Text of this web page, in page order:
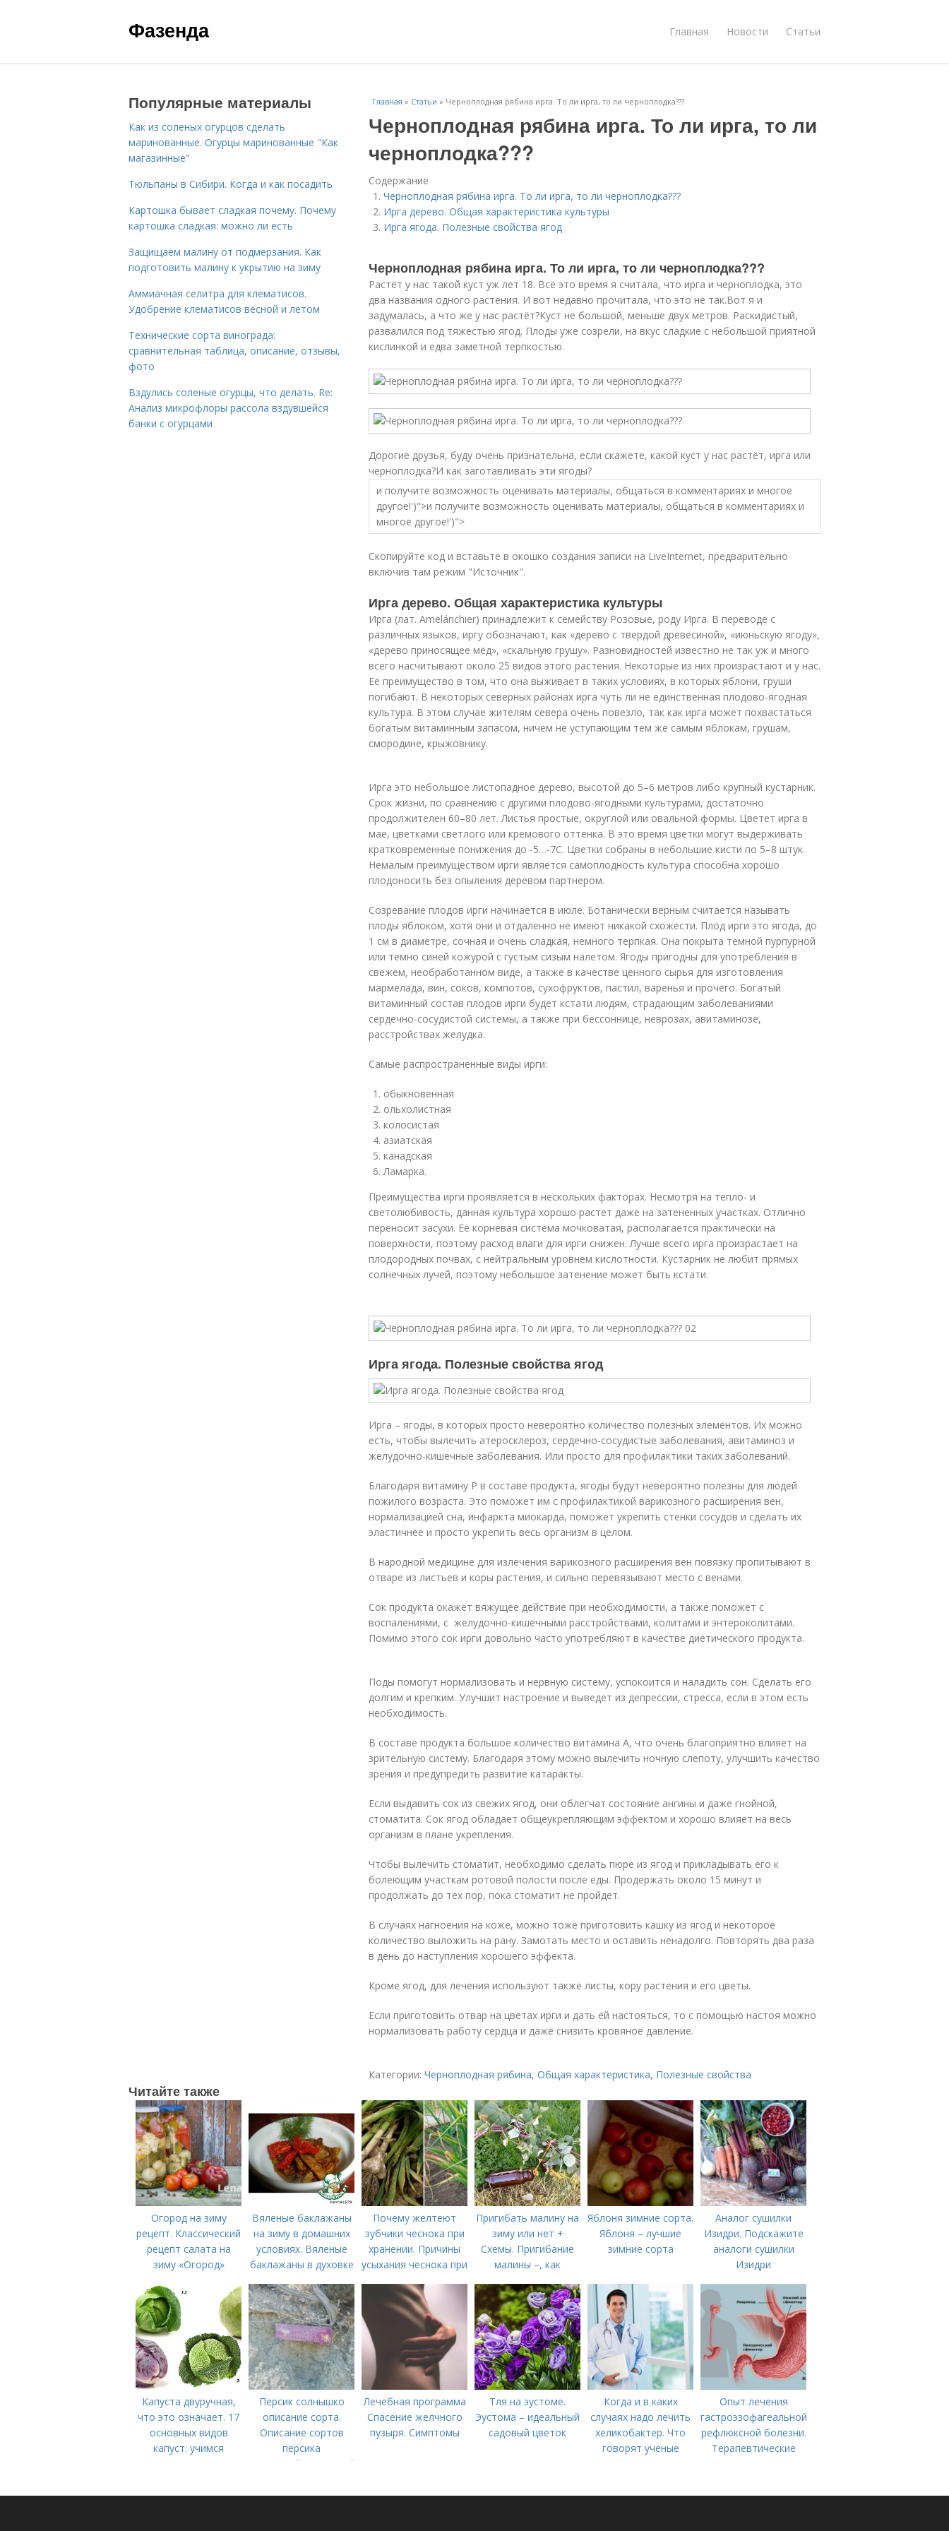
Фазенда Главная Новости Статьи
Главная » Статьи » Черноплодная рябина ирга. То ли ирга, то ли черноплодка???
Черноплодная рябина ирга. То ли ирга, то ли
черноплодка???
Содержание
Черноплодная рябина ирга. То ли ирга, то ли черноплодка???
Ирга дерево. Общая характеристика культуры
Ирга ягода. Полезные свойства ягод
Черноплодная рябина ирга. То ли ирга, то ли черноплодка???
Растёт у нас такой куст уж лет 18. Всё это время я считала, что ирга и черноплодка, это
два названия одного растения. И вот недавно прочитала, что это не так.Вот я и
задумалась, а что же у нас растёт?Куст не большой, меньше двух метров. Раскидистый,
развалился под тяжестью ягод. Плоды уже созрели, на вкус сладкие с небольшой приятной
кислинкой и едва заметной терпкостью.
Дорогие друзья, буду очень признательна, если скажете, какой куст у нас растёт, ирга или
черноплодка?И как заготавливать эти ягоды?
и получите возможность оценивать материалы, общаться в комментариях и многое
другое!')">и получите возможность оценивать материалы, общаться в комментариях и
многое другое!')">
Скопируйте код и вставьте в окошко создания записи на LiveInternet, предварительно
включив там режим "Источник".
Ирга дерево. Общая характеристика культуры
Ирга (лат. Amelánchier) принадлежит к семейству Розовые, роду Ирга. В переводе с
различных языков, иргу обозначают, как «дерево с твердой древесиной», «июньскую ягоду»,
«дерево приносящее мёд», «скальную грушу». Разновидностей известно не так уж и много
всего насчитывают около 25 видов этого растения. Некоторые из них произрастают и у нас.
Её преимущество в том, что она выживает в таких условиях, в которых яблони, груши
погибают. В некоторых северных районах ирга чуть ли не единственная плодово-ягодная
культура. В этом случае жителям севера очень повезло, так как ирга может похвастаться
богатым витаминным запасом, ничем не уступающим тем же самым яблокам, грушам,
смородине, крыжовнику.
Ирга это небольшое листопадное дерево, высотой до 5–6 метров либо крупный кустарник.
Срок жизни, по сравнению с другими плодово-ягодными культурами, достаточно
продолжителен 60–80 лет. Листья простые, округлой или овальной формы. Цветет ирга в
мае, цветками светлого или кремового оттенка. В это время цветки могут выдерживать
кратковременные понижения до -5…-7С. Цветки собраны в небольшие кисти по 5–8 штук.
Немалым преимуществом ирги является самоплодность культура способна хорошо
плодоносить без опыления деревом партнером.
Созревание плодов ирги начинается в июле. Ботанически верным считается называть
плоды яблоком, хотя они и отдаленно не имеют никакой схожести. Плод ирги это ягода, до
1 см в диаметре, сочная и очень сладкая, немного терпкая. Она покрыта темной пурпурной
или темно синей кожурой с густым сизым налетом. Ягоды пригодны для употребления в
свежем, необработанном виде, а также в качестве ценного сырья для изготовления
мармелада, вин, соков, компотов, сухофруктов, пастил, варенья и прочего. Богатый
витаминный состав плодов ирги будет кстати людям, страдающим заболеваниями
сердечно-сосудистой системы, а также при бессоннице, неврозах, авитаминозе,
расстройствах желудка.
Самые распространенные виды ирги:
обыкновенная
ольхолистная
колосистая
азиатская
канадская
Ламарка.
Преимущества ирги проявляется в нескольких факторах. Несмотря на тепло- и
светолюбивость, данная культура хорошо растет даже на затененных участках. Отлично
переносит засухи. Её корневая система мочковатая, располагается практически на
поверхности, поэтому расход влаги для ирги снижен. Лучше всего ирга произрастает на
плодородных почвах, с нейтральным уровнем кислотности. Кустарник не любит прямых
солнечных лучей, поэтому небольшое затенение может быть кстати.
Ирга ягода. Полезные свойства ягод
Ирга – ягоды, в которых просто невероятно количество полезных элементов. Их можно
есть, чтобы вылечить атеросклероз, сердечно-сосудистые заболевания, авитаминоз и
желудочно-кишечные заболевания. Или просто для профилактики таких заболеваний.
Благодаря витамину P в составе продукта, ягоды будут невероятно полезны для людей
пожилого возраста. Это поможет им с профилактикой варикозного расширения вен,
нормализацией сна, инфаркта миокарда, поможет укрепить стенки сосудов и сделать их
эластичнее и просто укрепить весь организм в целом.
В народной медицине для излечения варикозного расширения вен повязку пропитывают в
отваре из листьев и коры растения, и сильно перевязывают место с венами.
Сок продукта окажет вяжущее действие при необходимости, а также поможет с
воспалениями, с желудочно-кишечными расстройствами, колитами и энтероколитами.
Помимо этого сок ирги довольно часто употребляют в качестве диетического продукта.
Поды помогут нормализовать и нервную систему, успокоится и наладить сон. Сделать его
долгим и крепким. Улучшит настроение и выведет из депрессии, стресса, если в этом есть
необходимость.
В составе продукта большое количество витамина A, что очень благоприятно влияет на
зрительную систему. Благодаря этому можно вылечить ночную слепоту, улучшить качество
зрения и предупредить развитие катаракты.
Если выдавить сок из свежих ягод, они облегчат состояние ангины и даже гнойной,
стоматита. Сок ягод обладает общеукрепляющим эффектом и хорошо влияет на весь
организм в плане укрепления.
Чтобы вылечить стоматит, необходимо сделать пюре из ягод и прикладывать его к
болеющим участкам ротовой полости после еды. Продержать около 15 минут и
продолжать до тех пор, пока стоматит не пройдет.
В случаях нагноения на коже, можно тоже приготовить кашку из ягод и некоторое
количество выложить на рану. Замотать место и оставить ненадолго. Повторять два раза
в день до наступления хорошего эффекта.
Кроме ягод, для лечения используют также листы, кору растения и его цветы.
Если приготовить отвар на цветах ирги и дать ей настояться, то с помощью настоя можно
нормализовать работу сердца и даже снизить кровяное давление.
Категории: Черноплодная рябина, Общая характеристика, Полезные свойства
Популярные материалы
Как из соленых огурцов сделать
маринованные. Огурцы маринованные "Как
магазинные"
Тюльпаны в Сибири. Когда и как посадить
Картошка бывает сладкая почему. Почему
картошка сладкая: можно ли есть
Защищаем малину от подмерзания. Как
подготовить малину к укрытию на зиму
Аммиачная селитра для клематисов.
Удобрение клематисов весной и летом
Технические сорта винограда:
сравнительная таблица, описание, отзывы,
фото
Вздулись соленые огурцы, что делать. Re:
Анализ микрофлоры рассола вздувшейся
банки с огурцами
Читайте также
Огород на зиму
рецепт. Классический
рецепт салата на
зиму «Огород»
Вяленые баклажаны
на зиму в домашних
условиях. Вяленые
баклажаны в духовке
приготовления на
зиму с фото в
домашних условиях
Почему желтеют
зубчики чеснока при
хранении. Причины
усыхания чеснока при
Пригибать малину на
зиму или нет +
Схемы. Пригибание
малины –, как
когда
Яблоня зимние сорта.
Яблоня – лучшие
зимние сорта
Аналог сушилки
Изидри. Подскажите
аналоги сушилки
Изидри
Капуста двуручная,
что это означает. 17
основных видов
капуст: учимся
Персик солнышко
описание сорта.
Описание сортов
персика
(советский,солнечный,
пушистый ранний)
Лечебная программа
Спасение желчного
пузыря. Симптомы
Тля на эустоме.
Эустома – идеальный
садовый цветок
Когда и в каких
случаях надо лечить
хеликобактер. Что
говорят ученые
Опыт лечения
гастроэзофагеальной
рефлюксной болезни.
Терапевтические
рефлюксной болезни